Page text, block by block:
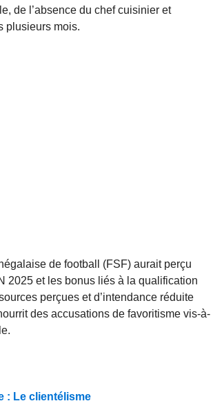
de l’absence du chef cuisinier et
plusieurs mois.
de football (FSF) aurait perçu
2025 et les bonus liés à la qualification
perçues et d’intendance réduite
des accusations de favoritisme vis-à-
: Le clientélisme